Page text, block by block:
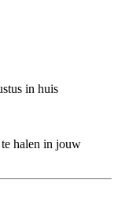
in huis
te halen in jouw